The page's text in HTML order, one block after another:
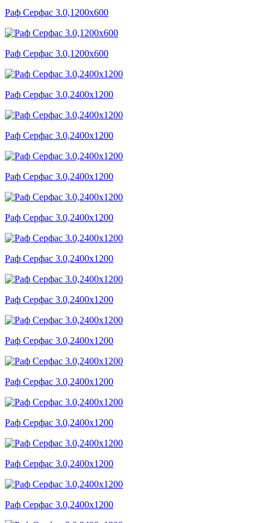
Раф Серфас 3.0,1200x600
Раф Серфас 3.0,1200x600
Раф Серфас 3.0,2400x1200
Раф Серфас 3.0,2400x1200
Раф Серфас 3.0,2400x1200
Раф Серфас 3.0,2400x1200
Раф Серфас 3.0,2400x1200
Раф Серфас 3.0,2400x1200
Раф Серфас 3.0,2400x1200
Раф Серфас 3.0,2400x1200
Раф Серфас 3.0,2400x1200
Раф Серфас 3.0,2400x1200
Раф Серфас 3.0,2400x1200